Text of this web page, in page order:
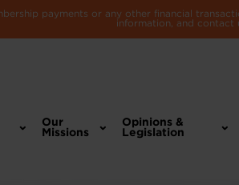
payments or any other financial
information, and contact
Our
Missions
Opinions &
Legislation